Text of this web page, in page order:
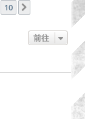
10
前往